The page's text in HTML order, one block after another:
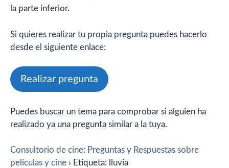
la parte inferior.
Si quieres realizar tu propia pregunta puedes hacerlo
desde el siguiente enlace:
Realizar pregunta
Puedes buscar un tema para comprobar si alguien ha
realizado ya una pregunta similar a la tuya.
Consultorio de cine: Preguntas y Respuestas sobre
películas y cine › Etiqueta: lluvia